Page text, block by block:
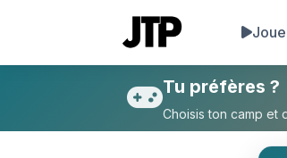
Tu préfères
Tu préfères ?
Choisis ton camp et